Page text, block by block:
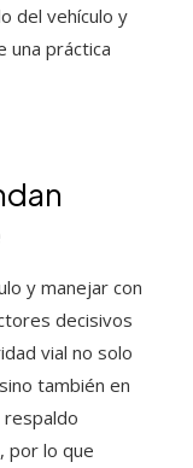
del vehículo y
una práctica
y manejar con
decisivos
vial no solo
también en
respaldo
por lo que